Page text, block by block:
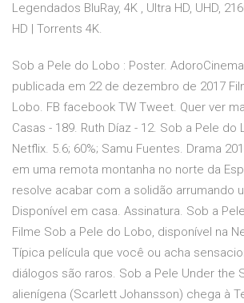
Legendados BluRay, 4K , Ultra HD, UHD,
HD | Torrents 4K.
Sob a Pele do Lobo : Poster.
publicada em 22 de dezembro de 2017
Lobo. FB facebook TW Tweet. Quer ver
Casas - 189. Ruth Díaz - 12. Sob a Pele do
Netflix. 5.6; 60%; Samu Fuentes. Drama
em uma remota montanha no norte da
resolve acabar com a solidão arrumando
Disponível em casa. Assinatura. Sob a
Filme Sob a Pele do Lobo, disponível na
Típica película que você ou acha
diálogos são raros. Sob a Pele Under the
alienígena (Scarlett Johansson) chega à